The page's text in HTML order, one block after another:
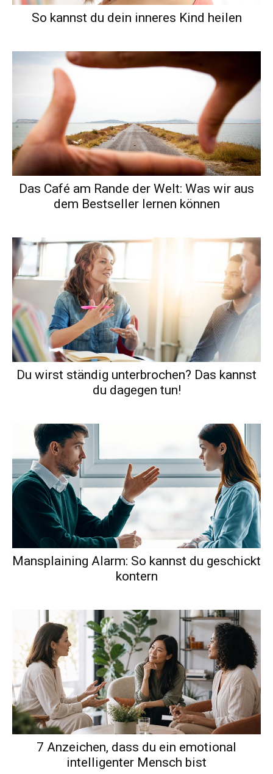
So kannst du dein inneres Kind heilen
Das Café am Rande der Welt: Was wir aus
dem Bestseller lernen können
Du wirst ständig unterbrochen? Das kannst
du dagegen tun!
Mansplaining Alarm: So kannst du geschickt
kontern
7 Anzeichen, dass du ein emotional
intelligenter Mensch bist